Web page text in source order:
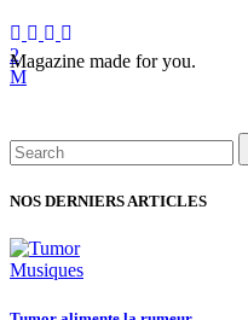
Magazine made for you.
Search
for:
NOS DERNIERS ARTICLES
Musiques